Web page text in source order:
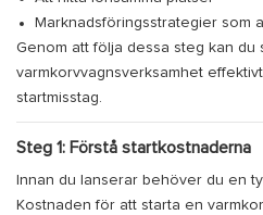
Marknadsföringsstrategier som
Genom att följa dessa steg kan du
varmkorvvagnsverksamhet
startmisstag.
Steg 1: Förstå startkostnaderna
Innan du lanserar behöver du en
Kostnaden för att starta en